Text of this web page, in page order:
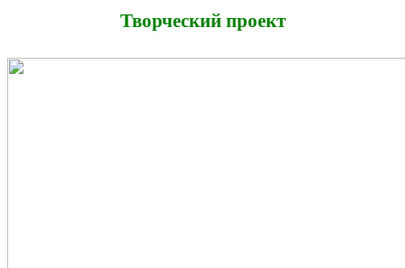
Творческий проект